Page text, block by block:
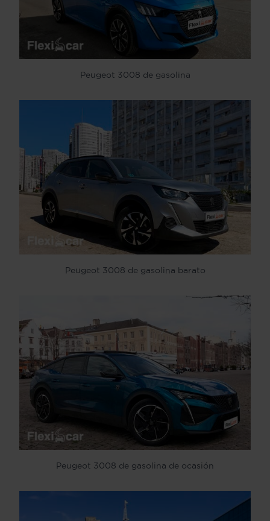
Peugeot 3008 de gasolina
Peugeot 3008 de gasolina barato
Peugeot 3008 de gasolina de ocasión